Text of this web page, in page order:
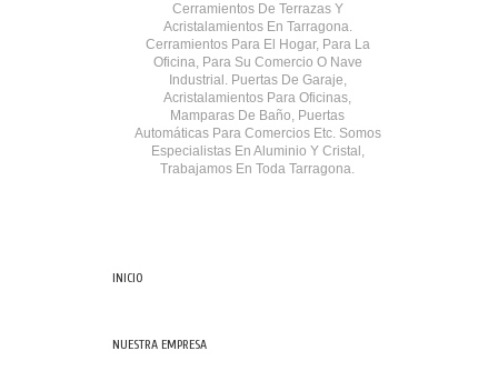
Cerramientos De Terrazas Y
Acristalamientos En Tarragona.
Cerramientos Para El Hogar, Para La
Oficina, Para Su Comercio O Nave
Industrial. Puertas De Garaje,
Acristalamientos Para Oficinas,
Mamparas De Baño, Puertas
Automáticas Para Comercios Etc. Somos
Especialistas En Aluminio Y Cristal,
Trabajamos En Toda Tarragona.
INICIO
NUESTRA EMPRESA